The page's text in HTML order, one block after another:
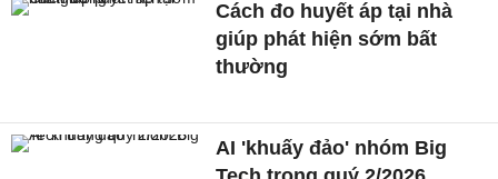
Cách đo huyết áp tại nhà
giúp phát hiện sớm bất
thường
AI 'khuấy đảo' nhóm Big